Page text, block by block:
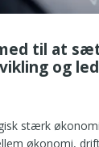
til at
og
stærk
økonomi,